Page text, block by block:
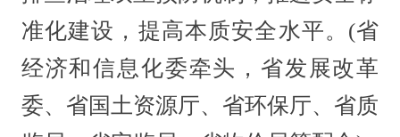
准化建设，提高本质安全水平。(省
经济和信息化委牵头，省发展改革
委、省国土资源厅、省环保厅、省质